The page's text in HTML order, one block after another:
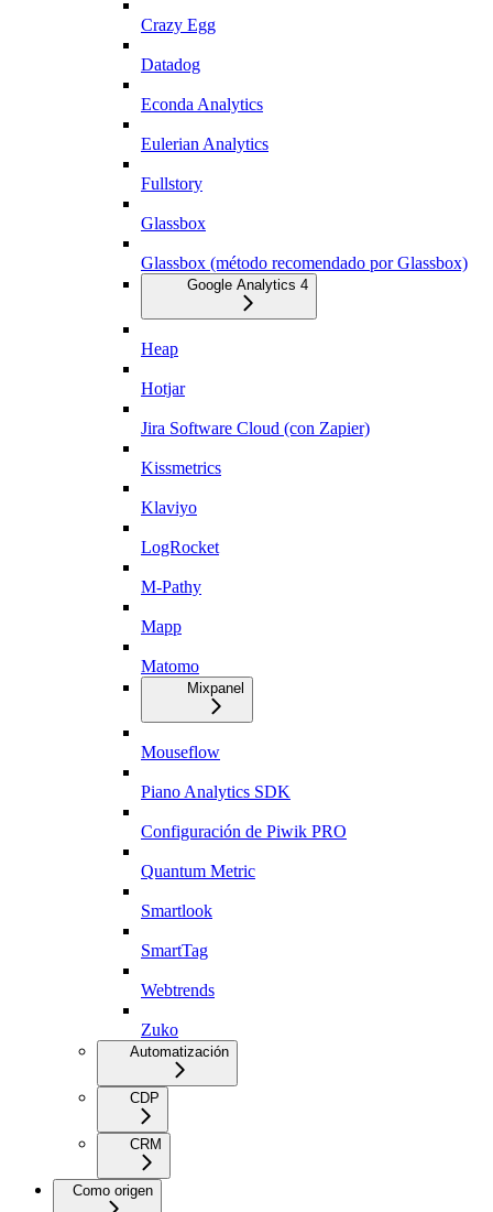
Crazy Egg
Datadog
Econda Analytics
Eulerian Analytics
Fullstory
Glassbox
Glassbox (método recomendado por Glassbox)
Google Analytics 4
Heap
Hotjar
Jira Software Cloud (con Zapier)
Kissmetrics
Klaviyo
LogRocket
M-Pathy
Mapp
Matomo
Mixpanel
Mouseflow
Piano Analytics SDK
Configuración de Piwik PRO
Quantum Metric
Smartlook
SmartTag
Webtrends
Zuko
Automatización
CDP
CRM
Como origen